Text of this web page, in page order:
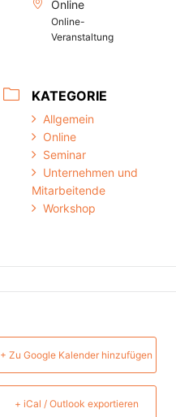
Online
Online-
Veranstaltung
KATEGORIE
Allgemein
Online
Seminar
Unternehmen und
Mitarbeitende
Workshop
+ Zu Google Kalender hinzufügen
+ iCal / Outlook exportieren